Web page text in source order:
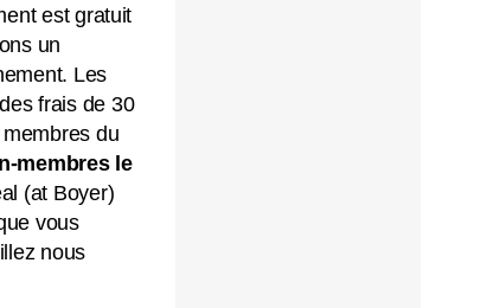
est gratuit
un
Les
frais de 30
du
membres le
(at Boyer)
vous
nous